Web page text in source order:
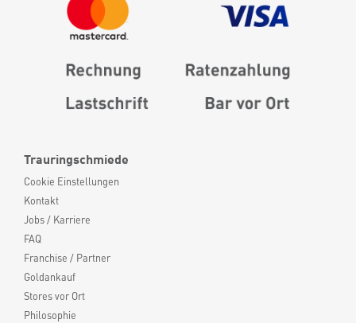
Trauringschmiede
Cookie Einstellungen
Kontakt
Jobs / Karriere
FAQ
Franchise / Partner
Goldankauf
Stores vor Ort
Philosophie